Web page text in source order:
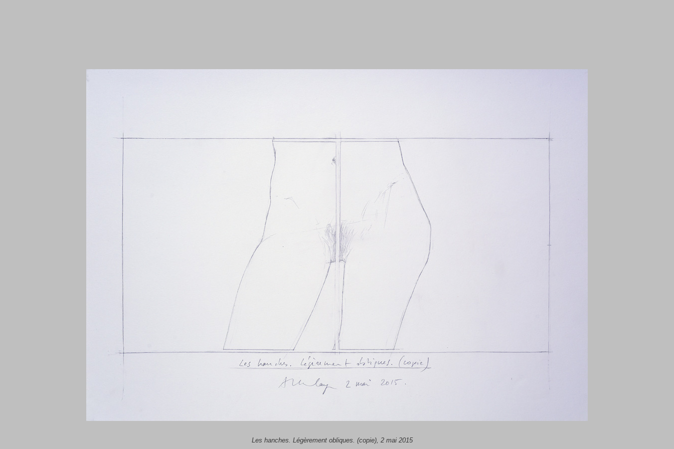
Les hanches. Légèrement obliques. (copie), 2 mai 2015